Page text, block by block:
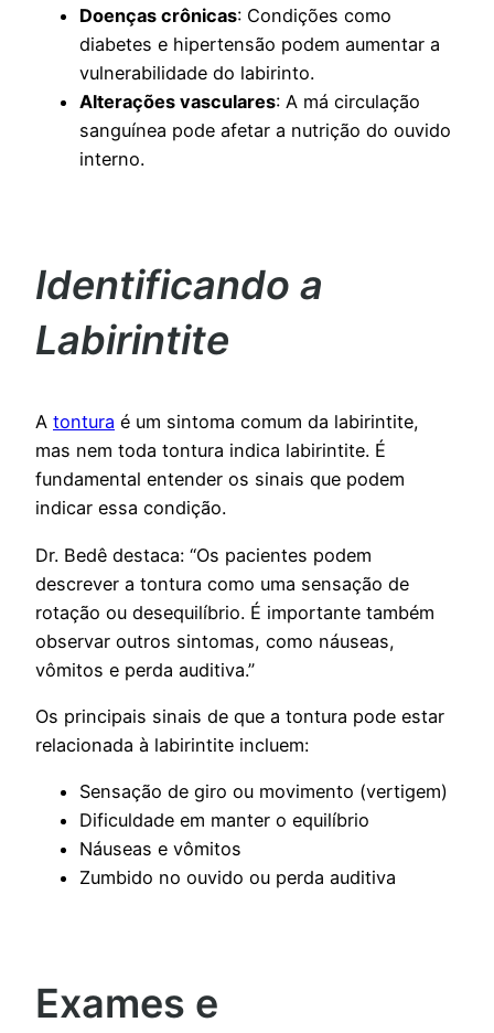
Doenças crônicas: Condições como
diabetes e hipertensão podem aumentar a
vulnerabilidade do labirinto.
Alterações vasculares: A má circulação
sanguínea pode afetar a nutrição do ouvido
interno.
Identificando a
Labirintite
A tontura é um sintoma comum da labirintite,
mas nem toda tontura indica labirintite. É
fundamental entender os sinais que podem
indicar essa condição.
Dr. Bedê destaca: “Os pacientes podem
descrever a tontura como uma sensação de
rotação ou desequilíbrio. É importante também
observar outros sintomas, como náuseas,
vômitos e perda auditiva.”
Os principais sinais de que a tontura pode estar
relacionada à labirintite incluem:
Sensação de giro ou movimento (vertigem)
Dificuldade em manter o equilíbrio
Náuseas e vômitos
Zumbido no ouvido ou perda auditiva
Exames e